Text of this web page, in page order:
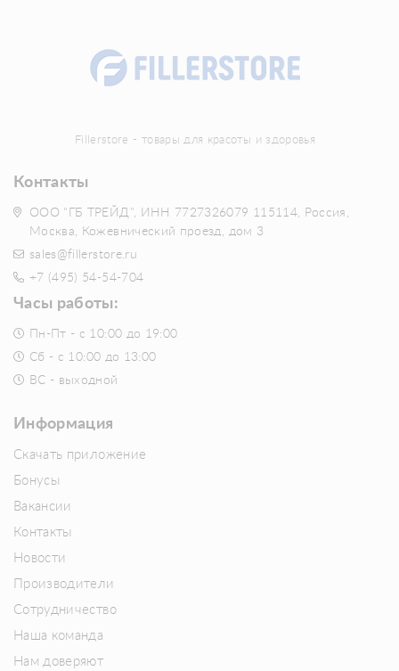
Fillerstore - товары для красоты и здоровья
Контакты
ООО "ГБ ТРЕЙД", ИНН 7727326079 115114, Россия,
Москва, Кожевнический проезд, дом 3
sales@fillerstore.ru
+7 (495) 54-54-704
Часы работы:
Пн-Пт - с 10:00 до 19:00
Сб - с 10:00 до 13:00
ВС - выходной
Информация
Скачать приложение
Бонусы
Вакансии
Контакты
Новости
Производители
Сотрудничество
Наша команда
Нам доверяют